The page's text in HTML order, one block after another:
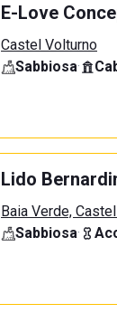
E-Love
Castel Volturno
Sabbiosa·
Lido
Baia Verde,
Sabbiosa·